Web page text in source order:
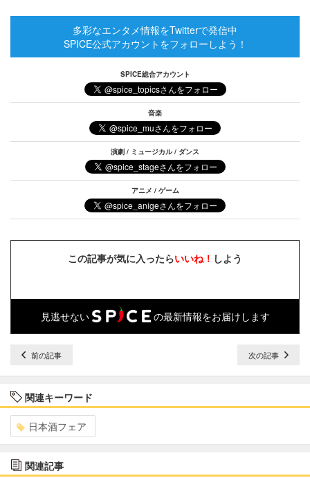
多彩なエンタメ情報をTwitterで発信中
SPICE公式アカウントをフォローしよう！
SPICE総合アカウント
音楽
演劇 / ミュージカル / ダンス
アニメ / ゲーム
この記事が気に入ったらいいね！ しよう
見逃せない の最新情報をお届けします
前の記事 次の記事
関連キーワード
日本酒フェア
関連記事